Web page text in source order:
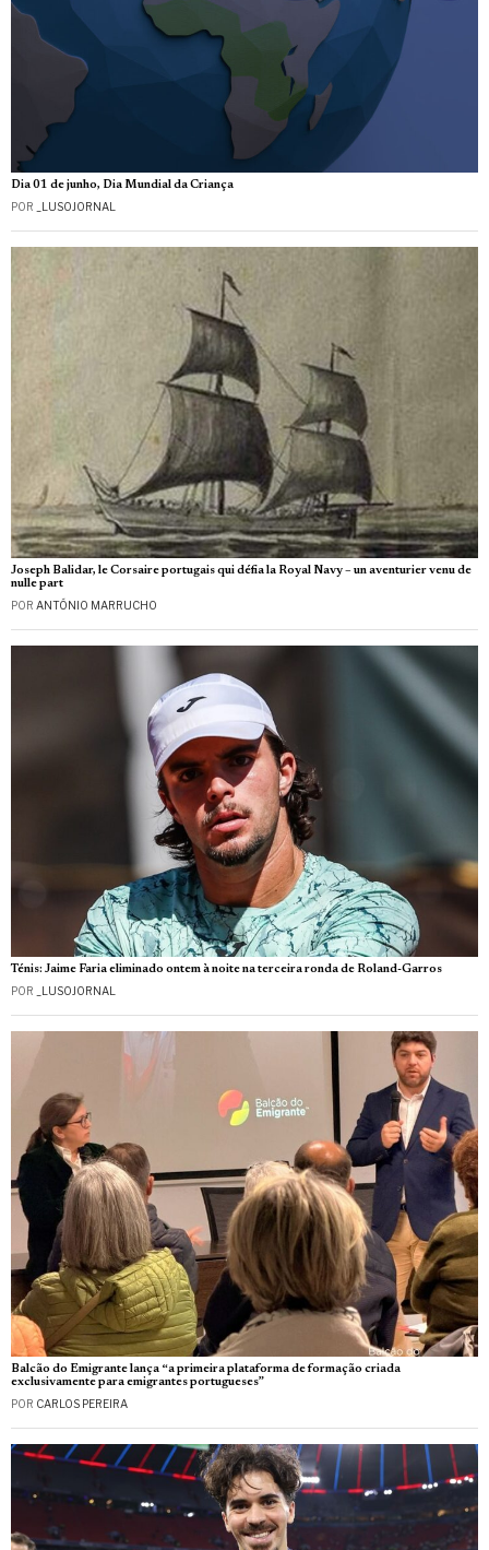
Dia 01 de junho, Dia Mundial da Criança
POR _LUSOJORNAL
Joseph Balidar, le Corsaire portugais qui défia la Royal Navy – un aventurier venu de
nulle part
POR ANTÓNIO MARRUCHO
Ténis: Jaime Faria eliminado ontem à noite na terceira ronda de Roland-Garros
POR _LUSOJORNAL
Balcão do Emigrante lança “a primeira plataforma de formação criada
exclusivamente para emigrantes portugueses”
POR CARLOS PEREIRA